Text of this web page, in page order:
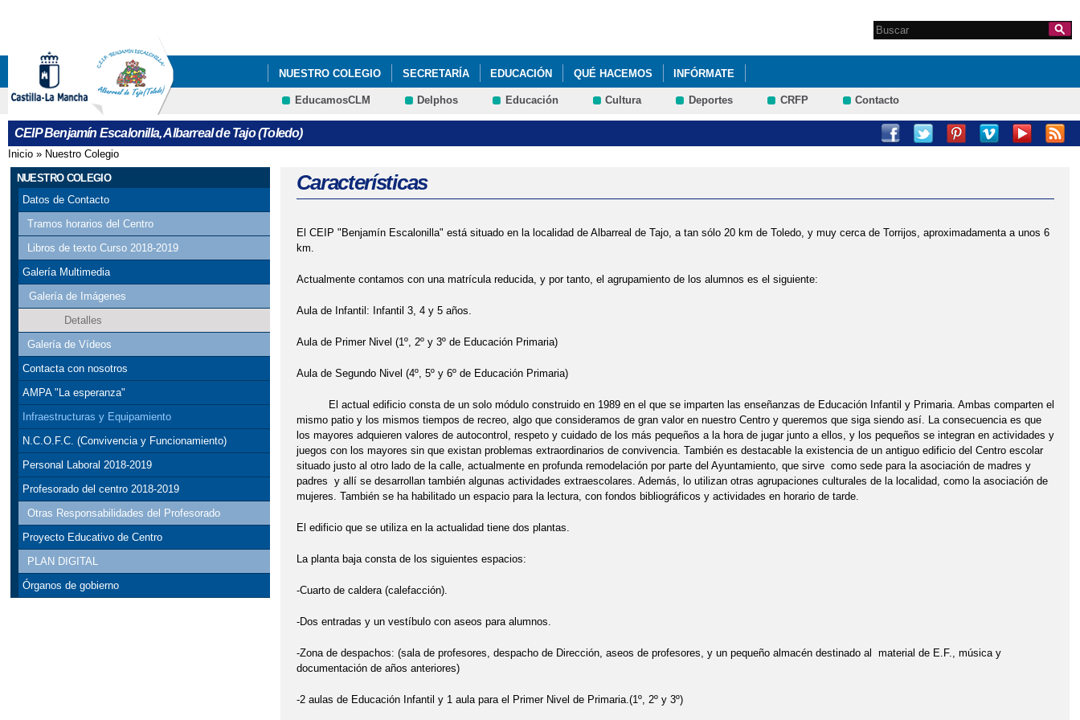
Formulario de
Search this site
NUESTRO COLEGIO SECRETARÍA EDUCACIÓN QUÉ HACEMOS INFÓRMATE
EducamosCLM Delphos Educación Cultura Deportes CRFP Contacto
CEIP Benjamín Escalonilla, Albarreal de Tajo (Toledo)
Se encuentra usted aquí
Inicio » Nuestro Colegio
NUESTRO COLEGIO
Datos de Contacto
Tramos horarios del Centro
Libros de texto Curso 2018-2019
Galería Multimedia
Galería de Imágenes
Detalles
Galería de Vídeos
Contacta con nosotros
AMPA "La esperanza"
Infraestructuras y Equipamiento
N.C.O.F.C. (Convivencia y Funcionamiento)
Personal Laboral 2018-2019
Profesorado del centro 2018-2019
Otras Responsabilidades del Profesorado
Proyecto Educativo de Centro
PLAN DIGITAL
Órganos de gobierno
Características
El CEIP "Benjamín Escalonilla" está situado en la localidad de Albarreal de Tajo, a tan sólo 20 km de Toledo, y muy cerca de Torrijos, aproximadamenta a unos 6
km.
Actualmente contamos con una matrícula reducida, y por tanto, el agrupamiento de los alumnos es el siguiente:
Aula de Infantil: Infantil 3, 4 y 5 años.
Aula de Primer Nivel (1º, 2º y 3º de Educación Primaria)
Aula de Segundo Nivel (4º, 5º y 6º de Educación Primaria)
El actual edificio consta de un solo módulo construido en 1989 en el que se imparten las enseñanzas de Educación Infantil y Primaria. Ambas comparten el
mismo patio y los mismos tiempos de recreo, algo que consideramos de gran valor en nuestro Centro y queremos que siga siendo así. La consecuencia es que
los mayores adquieren valores de autocontrol, respeto y cuidado de los más pequeños a la hora de jugar junto a ellos, y los pequeños se integran en actividades y
juegos con los mayores sin que existan problemas extraordinarios de convivencia. También es destacable la existencia de un antiguo edificio del Centro escolar
situado justo al otro lado de la calle, actualmente en profunda remodelación por parte del Ayuntamiento, que sirve como sede para la asociación de madres y
padres y allí se desarrollan también algunas actividades extraescolares. Además, lo utilizan otras agrupaciones culturales de la localidad, como la asociación de
mujeres. También se ha habilitado un espacio para la lectura, con fondos bibliográficos y actividades en horario de tarde.
El edificio que se utiliza en la actualidad tiene dos plantas.
La planta baja consta de los siguientes espacios:
-Cuarto de caldera (calefacción).
-Dos entradas y un vestíbulo con aseos para alumnos.
-Zona de despachos: (sala de profesores, despacho de Dirección, aseos de profesores, y un pequeño almacén destinado al material de E.F., música y
documentación de años anteriores)
-2 aulas de Educación Infantil y 1 aula para el Primer Nivel de Primaria.(1º, 2º y 3º)